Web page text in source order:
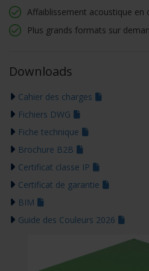
Affaiblissement acoustique en
Plus grands formats sur
Downloads
Cahier des charges
Fichiers DWG
Fiche technique
Brochure B2B
Certificat classe IP
Certificat de garantie
BIM
Guide des Couleurs 2026